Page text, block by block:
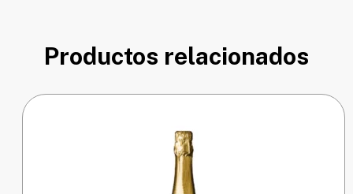
Productos relacionados